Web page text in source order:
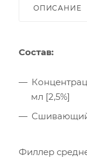
ОПИСАНИЕ
Состав:
мл [2,5%]
Сшивающий
Филлер